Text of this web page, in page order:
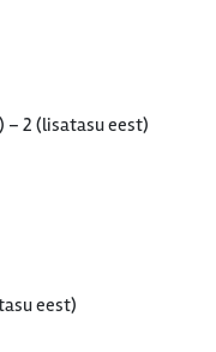
– 2 (lisatasu eest)
eest)